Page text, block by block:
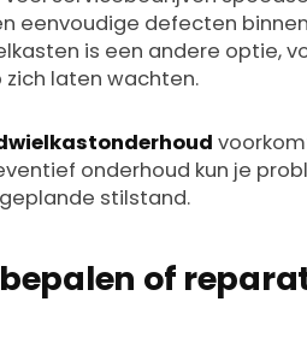
eenvoudige defecten
is een andere optie,
laten wachten.
onderhoud kun je
stilstand.
of